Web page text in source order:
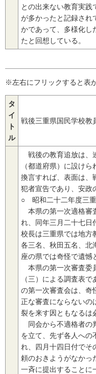
との出来ない教育実
が多かったと記録され
かであって、多様化し
たと回想している。
※左右にフリックすると表
タ
イ
ト
ル
戦後三重県国民学校教
戦後の教育追放は、
（都道府県）に設け
換言すれば、表面は、
犯者宣告であり、安政
○ 昭和二十二年度三
本県の第一次適格審
れ、同年三月二十七日
校長は三重県では地方
各三名、秋田五名、北
座の県では奇怪で遺憾
本県の第一次審査委
（三）による調査表
の第一次審査会は、奇
正な審査にならないの
裂を来す因ともなるは
同会から不適格者の
を立て、先ず各人への
れ、四月十四日付でそ
頼のおきようがなかっ
一斉に提出することに